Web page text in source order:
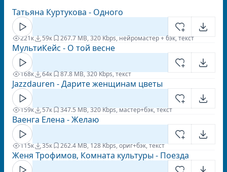
Татьяна Куртукова - Одного
221к 59к 267.7 MB, 320 Kbps, нейромастер + бэк, текст
МультиКейс - О той весне
168к 64к 87.8 MB, 320 Kbps, текст
Jazzdauren - Дарите женщинам цветы
159к 57к 347.5 MB, 320 Kbps, мастер+бэк, текст
Ваенга Елена - Желаю
115к 35к 262.4 MB, 128 Kbps, ориг+бэк, текст
Женя Трофимов, Комната культуры - Поезда